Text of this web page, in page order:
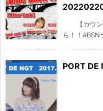
【カウン
ら！！#BSN
PORT